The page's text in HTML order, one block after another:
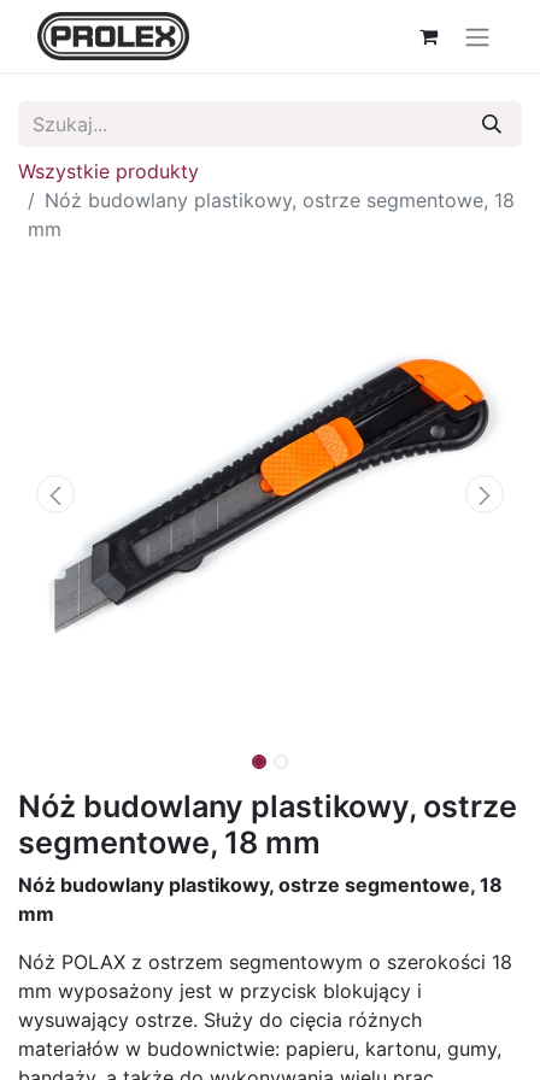
Wszystkie produkty
Nóż budowlany plastikowy, ostrze segmentowe, 18
mm
Nóż budowlany plastikowy, ostrze
segmentowe, 18 mm
Nóż budowlany plastikowy, ostrze segmentowe, 18
mm
Nóż POLAX z ostrzem segmentowym o szerokości 18
mm wyposażony jest w przycisk blokujący i
wysuwający ostrze. Służy do cięcia różnych
materiałów w budownictwie: papieru, kartonu, gumy,